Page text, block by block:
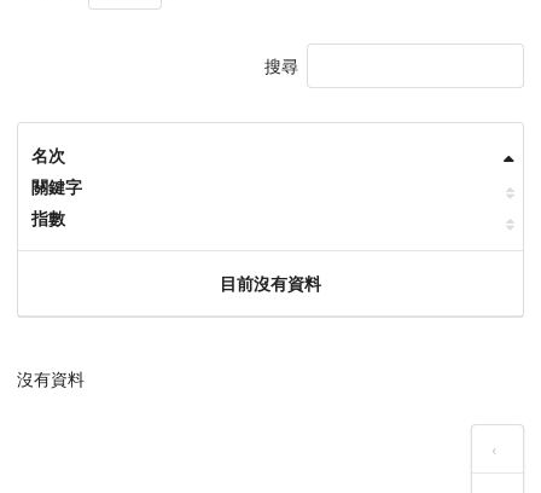
搜尋
名次
關鍵字
指數
目前沒有資料
沒有資料
‹